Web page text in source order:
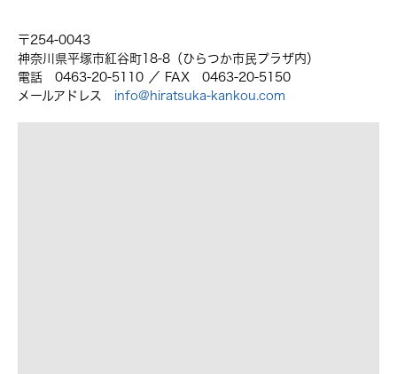
〒254-0043
神奈川県平塚市紅谷町18-8（ひらつか市民プラザ内）
電話 0463-20-5110 ／ FAX 0463-20-5150
メールアドレス info@hiratsuka-kankou.com